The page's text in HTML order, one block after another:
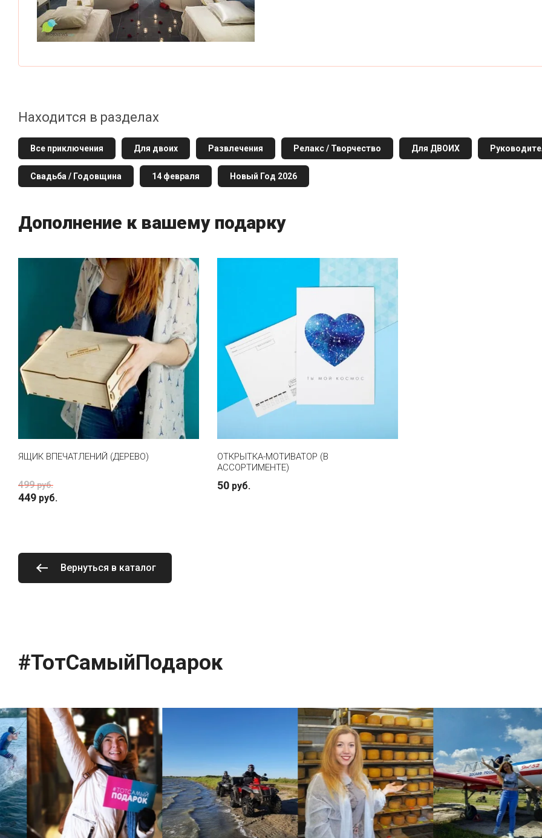
Находится в разделах
Все приключения Для двоих Развлечения Релакс / Творчество Для ДВОИХ
Свадьба / Годовщина 14 февраля Новый Год 2026
Дополнение к вашему подарку
ЯЩИК ВПЕЧАТЛЕНИЙ (ДЕРЕВО)
499 руб.
449 руб.
ОТКРЫТКА-МОТИВАТОР (В
АССОРТИМЕНТЕ)
50 руб.
Вернуться в каталог
#ТотСамыйПодарок